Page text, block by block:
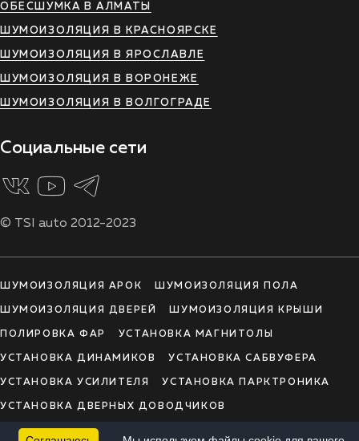
ОБЕСШУМКА В АЛМАТЫ
ШУМОИЗОЛЯЦИЯ В КРАСНОЯРСКЕ
ШУМОИЗОЛЯЦИЯ В ЯРОСЛАВЛЕ
ШУМОИЗОЛЯЦИЯ В ВОРОНЕЖЕ
ШУМОИЗОЛЯЦИЯ В ВОЛГОГРАДЕ
Социальные сети
© TSI auto 2012-2023
ШУМОИЗОЛЯЦИЯ АРОК ШУМОИЗОЛЯЦИЯ ПОЛА
ШУМОИЗОЛЯЦИЯ ДВЕРЕЙ ШУМОИЗОЛЯЦИЯ КРЫШИ
ПОЛИРОВКА ФАР УСТАНОВКА МАГНИТОЛЫ
УСТАНОВКА ДИНАМИКОВ УСТАНОВКА САБВУФЕРА
УСТАНОВКА УСИЛИТЕЛЯ УСТАНОВКА ПАРКТРОНИКА
УСТАНОВКА ДВЕРНЫХ ДОВОДЧИКОВ
УСТАНОВКА КАМЕРЫ ЗАДНЕГО ВИДА